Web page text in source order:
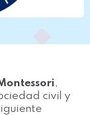
,
civil y